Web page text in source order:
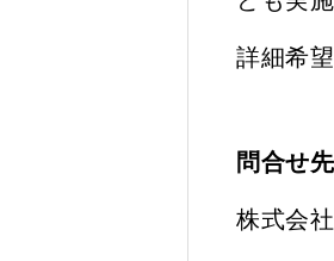
詳細希
問合せ先
株式会